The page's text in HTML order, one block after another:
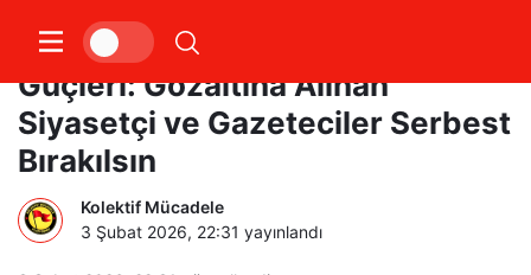
Ankara Emek ve Demokrasi
Güçleri: Gözaltına Alınan
Siyasetçi ve Gazeteciler Serbest
Bırakılsın
Kolektif Mücadele
3 Şubat 2026, 22:31 yayınlandı